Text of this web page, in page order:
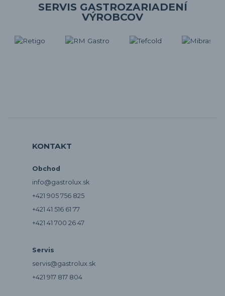
SERVIS GASTROZARIADENÍ
VÝROBCOV
KONTAKT
Obchod
info@gastrolux.sk
+421 905 756 825
+421 41 516 61 77
+421 41 700 26 47
Servis
servis@gastrolux.sk
+421 917 817 804